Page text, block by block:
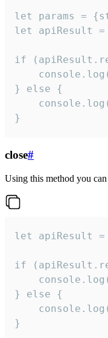
let params =
let apiResult =
if
} else {
}
close#
Using this method you
let apiResult
if
} else {
}